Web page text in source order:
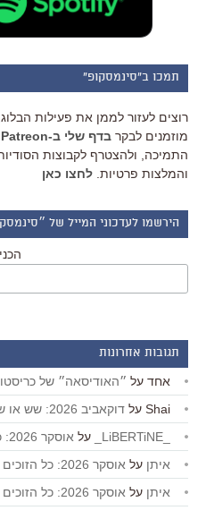
תמכו ב"סינמסקופ"
רוצים לעזור לממן את פעילות
מוזמנים לבקר בדף שלי ב-Patreon
התמיכה, ולהצטרף לקבוצות
והמלצות פרטיות. לחצו כאן
הירשמו לעדכוני המייל של
תגובות אחרונות
אחד על ״האודיסאה״ של
Shai על דוקאביב 2026: שש או שבע המלצות
על אוסקר 2026: כל הזוכים
איתן על אוסקר 2026: כל הזוכים
איתן על אוסקר 2026: כל הזוכים